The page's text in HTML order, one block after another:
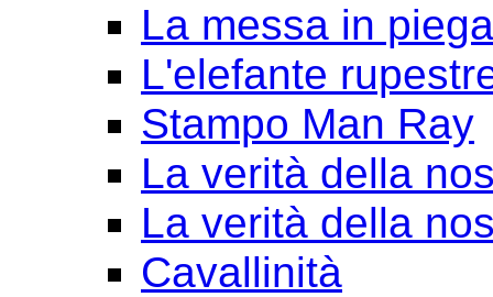
La messa in piega
L'elefante
Stampo Man Ray
La verità della
La verità della
Cavallinità